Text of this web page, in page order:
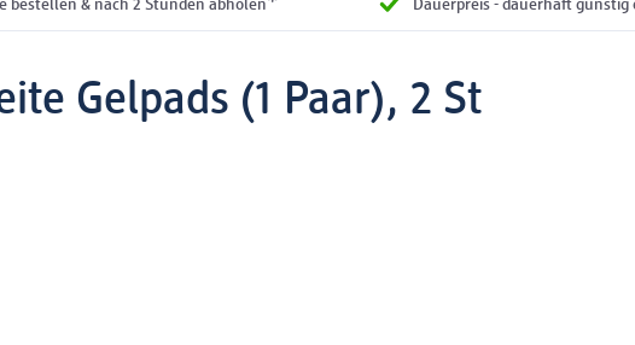
bestellen & nach 2 Stunden abholen Dauerpreis - dauerhaft günstig
Gelpads (1 Paar), 2 St